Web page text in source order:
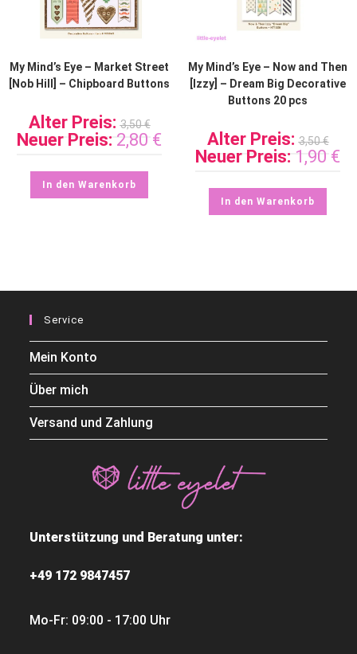
My Mind’s Eye – Market Street
[Nob Hill] – Chipboard Buttons
Alter Preis: 3,50€
Neuer Preis: 2,80 €
In den Warenkorb
My Mind’s Eye – Now and Then
[Izzy] – Dream Big Decorative
Buttons 20 pcs
Alter Preis: 3,50€
Neuer Preis: 1,90 €
In den Warenkorb
Service
Mein Konto
Über mich
Versand und Zahlung
Unterstützung und Beratung unter:
+49 172 9847457
Mo-Fr: 09:00 - 17:00 Uhr